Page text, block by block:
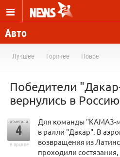
Авто
Лучшее Горячее Новое
Победители
вернулись в Россию
отметили
4
в архиве
Для команды "КАМАЗ-
в ралли "Дакар". В
возвращения из
проходили